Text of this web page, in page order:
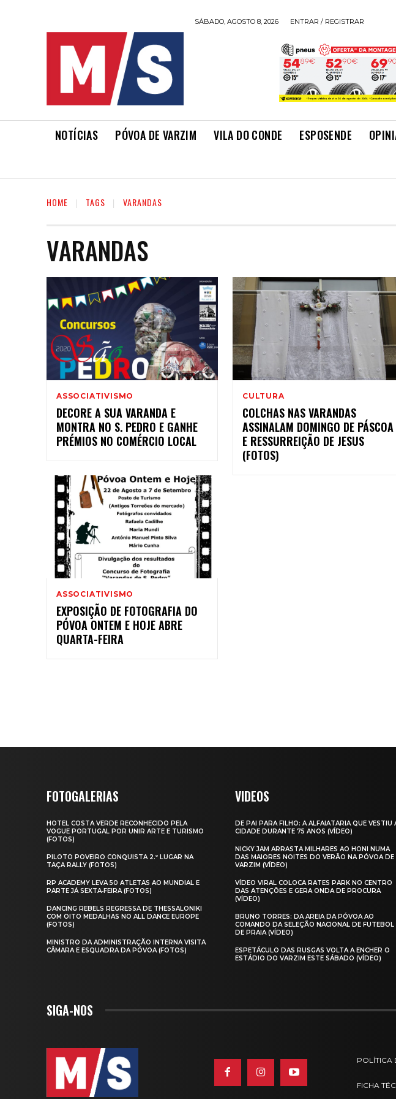
SÁBADO, AGOSTO 8, 2026 ENTRAR / REGISTRAR
NOTÍCIAS PÓVOA DE VARZIM VILA DO CONDE ESPOSENDE
HOME TAGS VARANDAS
VARANDAS
ASSOCIATIVISMO
DECORE A SUA VARANDA E
MONTRA NO S. PEDRO E GANHE
PRÉMIOS NO COMÉRCIO LOCAL
CULTURA
COLCHAS NAS VARANDAS
ASSINALAM DOMINGO DE PÁSCOA
E RESSURREIÇÃO DE JESUS
(FOTOS)
ASSOCIATIVISMO
EXPOSIÇÃO DE FOTOGRAFIA DO
PÓVOA ONTEM E HOJE ABRE
QUARTA-FEIRA
FOTOGALERIAS
HOTEL COSTA VERDE RECONHECIDO PELA
VOGUE PORTUGAL POR UNIR ARTE E TURISMO
(FOTOS)
PILOTO POVEIRO CONQUISTA 2.º LUGAR NA
TAÇA RALLY (FOTOS)
RP ACADEMY LEVA 50 ATLETAS AO MUNDIAL E
PARTE JÁ SEXTA‑FEIRA (FOTOS)
DANCING REBELS REGRESSA DE THESSALONIKI
COM OITO MEDALHAS NO ALL DANCE EUROPE
(FOTOS)
MINISTRO DA ADMINISTRAÇÃO INTERNA VISITA
CÂMARA E ESQUADRA DA PÓVOA (FOTOS)
VIDEOS
DE PAI PARA FILHO: A ALFAIATARIA QUE VESTIU
CIDADE DURANTE 75 ANOS (VÍDEO)
NICKY JAM ARRASTA MILHARES AO HONI NUMA
DAS MAIORES NOITES DO VERÃO NA PÓVOA DE
VARZIM (VÍDEO)
VÍDEO VIRAL COLOCA RATES PARK NO CENTRO
DAS ATENÇÕES E GERA ONDA DE PROCURA
(VÍDEO)
BRUNO TORRES: DA AREIA DA PÓVOA AO
COMANDO DA SELEÇÃO NACIONAL DE FUTEBOL
DE PRAIA (VÍDEO)
ESPETÁCULO DAS RUSGAS VOLTA A ENCHER O
ESTÁDIO DO VARZIM ESTE SÁBADO (VÍDEO)
SIGA-NOS
POLÍTICA
FICHA